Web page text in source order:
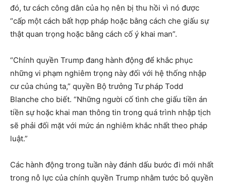
đó, tư cách công dân của họ nên bị thu hồi vì nó được
“cấp một cách bất hợp pháp hoặc bằng cách che giấu sự
thật quan trọng hoặc bằng cách cố ý khai man”.
“Chính quyền Trump đang hành động để khắc phục
những vi phạm nghiêm trọng này đối với hệ thống nhập
cư của chúng ta,” quyền Bộ trưởng Tư pháp Todd
Blanche cho biết. “Những người cố tình che giấu tiền án
tiền sự hoặc khai man thông tin trong quá trình nhập tịch
sẽ phải đối mặt với mức án nghiêm khắc nhất theo pháp
luật.”
Các hành động trong tuần này đánh dấu bước đi mới nhất
trong nỗ lực của chính quyền Trump nhằm tước bỏ quyền